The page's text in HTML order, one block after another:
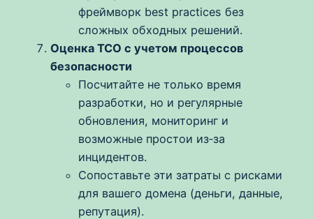
фреймворк best practices без
сложных обходных решений.
Оценка TCO с учетом процессов
безопасности
Посчитайте не только время
разработки, но и регулярные
обновления, мониторинг и
возможные простои из‑за
инцидентов.
Сопоставьте эти затраты с рисками
для вашего домена (деньги, данные,
репутация).